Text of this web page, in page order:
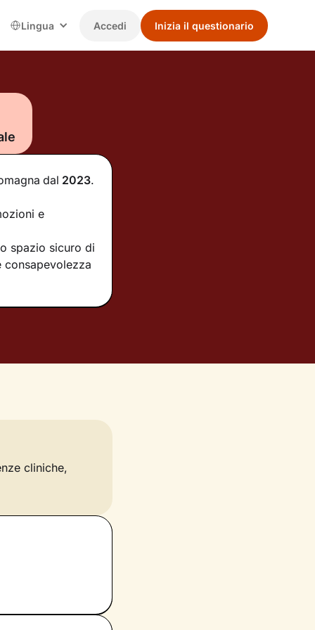
Lingua Accedi Inizia il questionario
dal 2023.
e
spazio sicuro di
consapevolezza
cliniche,